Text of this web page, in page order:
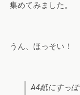
集めてみました。
うん、ほっそい！
A4紙にすっ